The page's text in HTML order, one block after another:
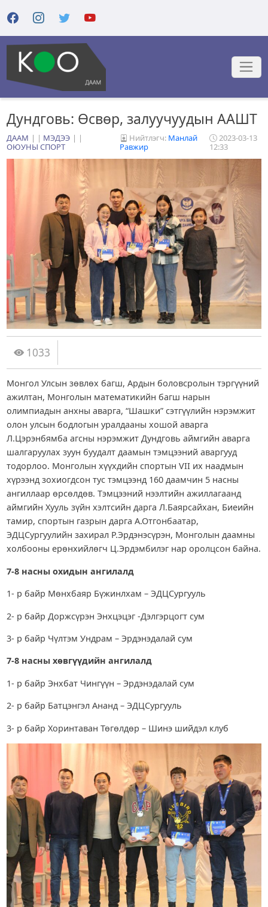
Дундговь: Өсвөр, залуучуудын ААШТ
ДААМ | МЭДЭЭ
|
ОЮУНЫ СПОРТ
Нийтлэгч: Манлай
Равжир
2023-03-13
12:33
1033
Монгол Улсын зөвлөх багш, Ардын боловсролын тэргүүний
ажилтан, Монголын математикийн багш нарын
олимпиадын анхны аварга, “Шашки” сэтгүүлийн нэрэмжит
олон улсын бодлогын уралдааны хошой аварга
Л.Цэрэнбямба агсны нэрэмжит Дундговь аймгийн аварга
шалгаруулах зуун буудалт даамын тэмцээний аваргууд
тодорлоо. Монголын хүүхдийн спортын VII их наадмын
хүрээнд зохиогдсон тус тэмцээнд 160 даамчин 5 насны
ангиллаар өрсөлдөв. Тэмцээний нээлтийн ажиллагаанд
аймгийн Хууль зүйн хэлтсийн дарга Л.Баярсайхан, Биеийн
тамир, спортын газрын дарга А.Отгонбаатар,
ЭДЦСургуулийн захирал Р.Эрдэнэсүрэн, Монголын даамны
холбооны ерөнхийлөгч Ц.Эрдэмбилэг нар оролцсон байна.
7-8 насны охидын ангилалд
1- р байр Мөнхбаяр Бүжинлхам – ЭДЦСургууль
2- р байр Доржсүрэн Энхцэцэг -Дэлгэрцогт сум
3- р байр Чүлтэм Ундрам – Эрдэнэдалай сум
7-8 насны хөвгүүдийн ангилалд
1- р байр Энхбат Чингүүн – Эрдэнэдалай сум
2- р байр Батцэнгэл Ананд – ЭДЦСургууль
3- р байр Хоринтаван Төгөлдөр – Шинэ шийдэл клуб